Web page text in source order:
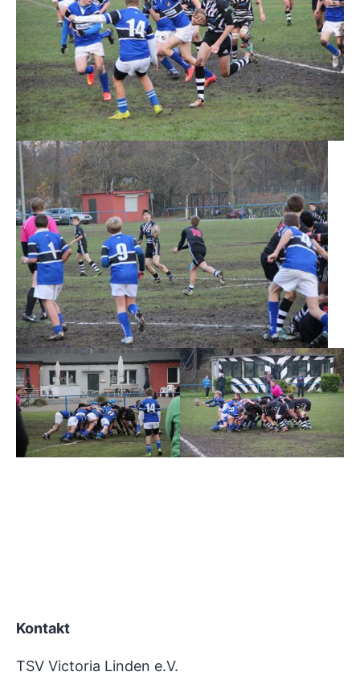
Kontakt
TSV Victoria Linden e.V.